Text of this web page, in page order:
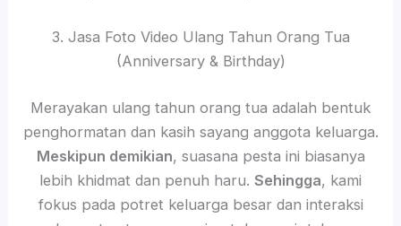
3. Jasa Foto Video Ulang Tahun Orang Tua
(Anniversary & Birthday)
Merayakan ulang tahun orang tua adalah bentuk
penghormatan dan kasih sayang anggota keluarga.
Meskipun demikian, suasana pesta ini biasanya
lebih khidmat dan penuh haru. Sehingga, kami
fokus pada potret keluarga besar dan interaksi